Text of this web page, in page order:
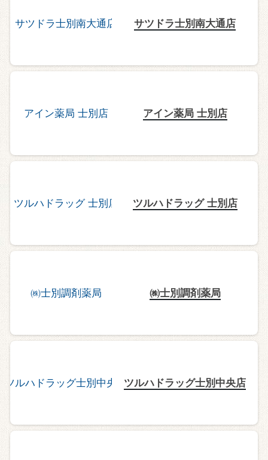
サツドラ士別南大通店
アイン薬局 士別店
ツルハドラッグ 士別店
㈱士別調剤薬局
ツルハドラッグ士別中央店